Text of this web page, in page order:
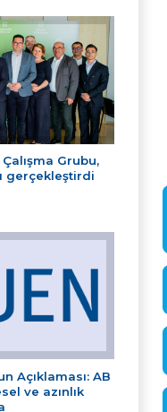
Grubu,
gerçekleştirdi
Açıklaması: AB
ve azınlık